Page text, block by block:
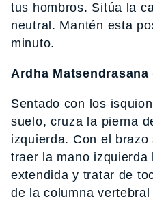
tus hombros. Sitúa la
neutral. Mantén esta
minuto.
Ardha
Sentado con los
suelo, cruza la pierna
izquierda. Con el
traer la mano
extendida y tratar de
de la columna